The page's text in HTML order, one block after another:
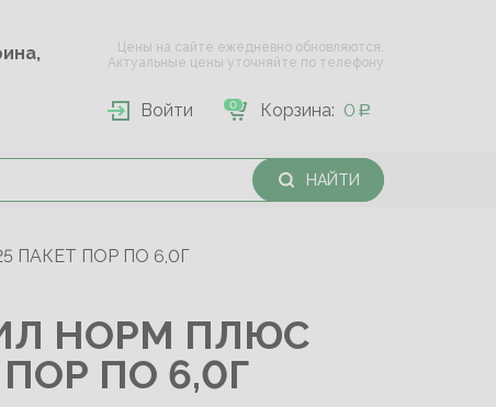
Цены на сайте ежедневно обновляются.
Актуальные цены уточняйте по телефону
Войти Корзина: 0
0
НАЙТИ
ПАКЕТ ПОР ПО 6,0Г
НОРМ ПЛЮС
ПО 6,0Г